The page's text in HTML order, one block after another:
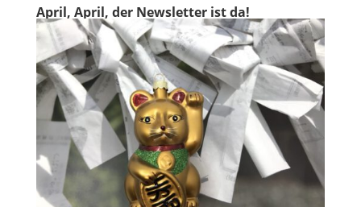
April, April, der Newsletter ist da!